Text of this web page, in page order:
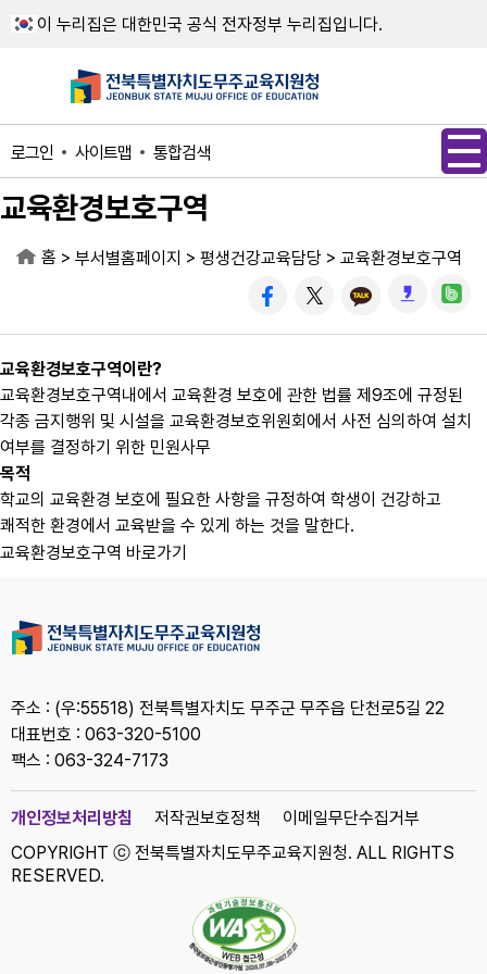
이 누리집은 대한민국 공식 전자정부 누리집입니다.
로그인 사이트맵 통합검색
교육환경보호구역
홈 > 부서별홈페이지 > 평생건강교육담당 > 교육환경보호구역
교육환경보호구역이란?
교육환경보호구역내에서 교육환경 보호에 관한 법률 제9조에 규정된
각종 금지행위 및 시설을 교육환경보호위원회에서 사전 심의하여 설치
여부를 결정하기 위한 민원사무
목적
학교의 교육환경 보호에 필요한 사항을 규정하여 학생이 건강하고
쾌적한 환경에서 교육받을 수 있게 하는 것을 말한다.
교육환경보호구역 바로가기
주소 : (우:55518) 전북특별자치도 무주군 무주읍 단천로5길 22
대표번호 : 063-320-5100
팩스 : 063-324-7173
개인정보처리방침 저작권보호정책
이메일무단수집거부
COPYRIGHT ⓒ 전북특별자치도무주교육지원청. ALL RIGHTS
RESERVED.